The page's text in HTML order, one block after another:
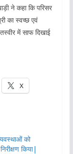
ने कहा कि परिसर
का स्वच्छ एवं
में साफ दिखाई
X
को
किया|